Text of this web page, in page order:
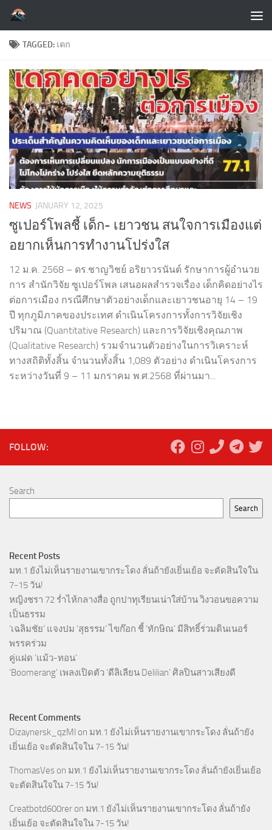
Skip to content
TAGGED: เดก
NEWS JANUARY 12, 2025
ซูเปอร์โพลชี้ เด็ก- เยาวชน สนใจการเมืองแต่
อยากเห็นการทำงานโปร่งใส
12 ม.ค. 2568 – ดร.ชาญวิชย์ อริยาวรนันต์ รักษาการผู้อำนวย
การ สำนักวิจัย ซูเปอร์โพล เสนอผลสำรวจเรื่อง เด็กคิดอย่างไร
ต่อการเมือง กรณีศึกษาตัวอย่างเด็กและเยาวชนอายุ 14 – 19
ปี ทุกภูมิภาคของประเทศ ดำเนินโครงการทั้งการวิจัยเชิง
ปริมาณ (Quantitative Research) และการวิจัยเชิงคุณภาพ
(Qualitative Research) รวมจำนวนตัวอย่างในการวิเคราะห์
ทางสถิติทั้งสิ้น จำนวนทั้งสิ้น 1,089 ตัวอย่าง ดำเนินโครงการ
ระหว่างวันที่ 9 – 11 มกราคม พ.ศ.2568 ที่ผ่านมา...
FOLLOW:
Search
Search
Recent Posts
มท.1 ยังไม่เห็นรายงานเขากระโดง ลั่นถ้ายังเยิ่นเย้อ จะตัดสินใจใน
7-15 วัน!
หญิงชรา 72 ร่ำไห้กลางสื่อ ถูกปาทุเรียนเน่าใส่บ้าน วิงวอนขอความ
เป็นธรรม
‘เฉลิมชัย’ แจงปม ‘สุธรรม’ ไขก๊อก ชี้ ‘ทักษิณ’ มีสิทธิ์ร่วมดินเนอร์
พรรคร่วม
คู่แฝด ‘แม้ว-ทอน’
‘Boomerang’ เพลงเปิดตัว ‘ดีลิเลียน Delilian’ ศิลปินสาวเสียงดี
Recent Comments
Dizaynersk_qzMl on มท.1 ยังไม่เห็นรายงานเขากระโดง ลั่นถ้ายัง
เยิ่นเย้อ จะตัดสินใจใน 7-15 วัน!
ThomasVes on มท.1 ยังไม่เห็นรายงานเขากระโดง ลั่นถ้ายังเยิ่นเย้อ
จะตัดสินใจใน 7-15 วัน!
Creatbotd600rer on มท.1 ยังไม่เห็นรายงานเขากระโดง ลั่นถ้ายัง
เยิ่นเย้อ จะตัดสินใจใน 7-15 วัน!